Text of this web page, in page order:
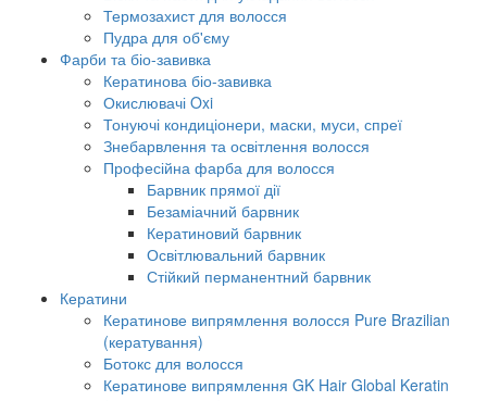
Термозахист для волосся
Пудра для об'єму
Фарби та біо-завивка
Кератинова біо-завивка
Окислювачі Oxi
Тонуючі кондиціонери, маски, муси, спреї
Знебарвлення та освітлення волосся
Професійна фарба для волосся
Барвник прямої дії
Безаміачний барвник
Кератиновий барвник
Освітлювальний барвник
Стійкий перманентний барвник
Кератини
Кератинове випрямлення волосся Pure Brazilian
(кератування)
Ботокс для волосся
Кератинове випрямлення GK Hair Global Keratin